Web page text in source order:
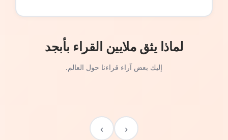
لماذا يثق ملايين القراء بأبجد
إليك بعض آراء قراءنا حول العالم.
‹
›